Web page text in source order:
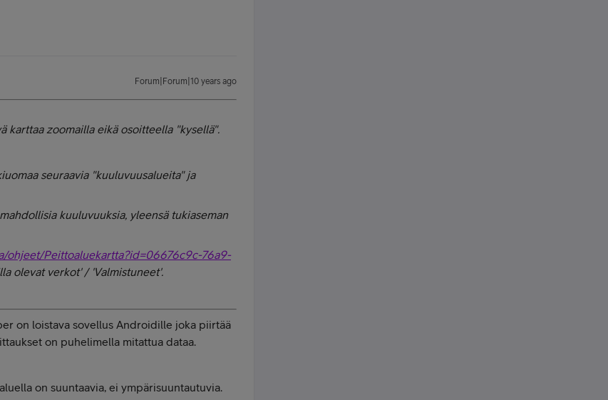
Forum|Forum|10 years ago
karttaa zoomailla eikä osoitteella "kysellä".
seuraavia "kuuluvuusalueita" ja
kuuluvuuksia, yleensä tukiaseman
ohjeet/Peittoaluekartta?id=06676c9c-76a9-
olevat verkot' / 'Valmistuneet'.
on loistava sovellus Androidille joka piirtää
on puhelimella mitattua dataa.
on suuntaavia, ei ympärisuuntautuvia.